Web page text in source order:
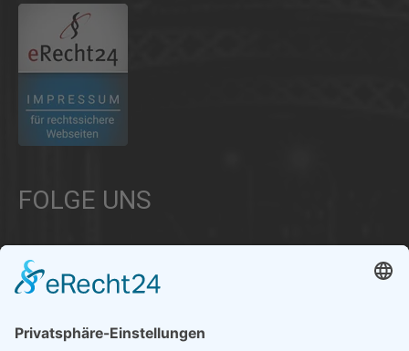
FOLGE UNS